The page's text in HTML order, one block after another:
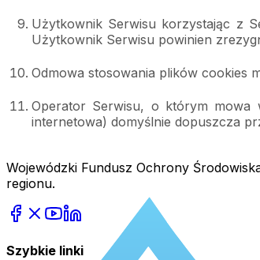
Użytkownik Serwisu korzystając z
Użytkownik Serwisu powinien
Odmowa stosowania plików cookies
Operator Serwisu, o którym mowa
internetowa) domyślnie dopuszcza
Wojewódzki Fundusz Ochrony
regionu.
Szybkie linki